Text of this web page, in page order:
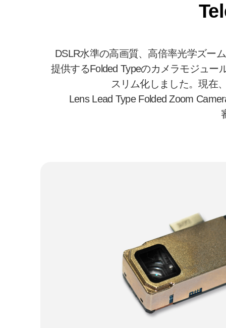
DSLR水準の高画質、高倍率光学ズー
提供するFolded Typeのカメラモジュ
スリム化しました。現在
Lens Lead Type Folded Zoom